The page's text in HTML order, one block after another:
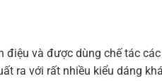
và được dùng chế tác
ra với rất nhiều kiểu dáng